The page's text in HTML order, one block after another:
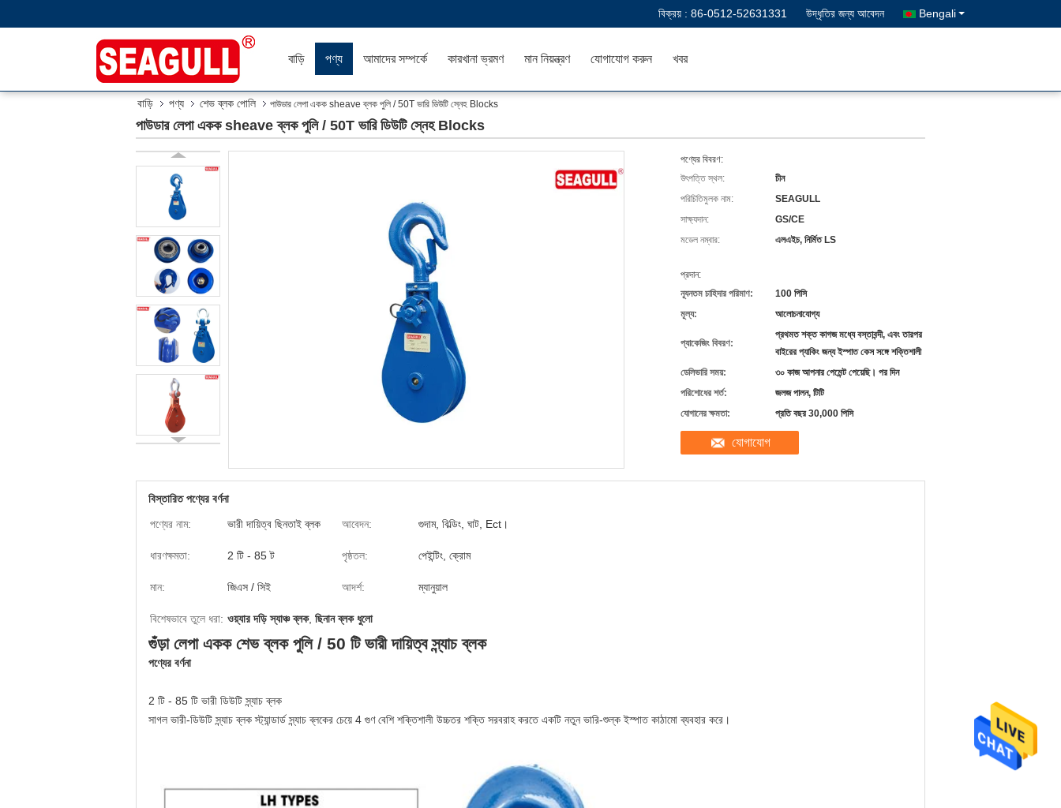
বিক্রয় : 86-0512-52631331 উদ্ধৃতির জন্য আবেদন Bengali
বাড়ি পণ্য আমাদের সম্পর্কে কারখানা ভ্রমণ মান নিয়ন্ত্রণ যোগাযোগ করুন খবর
বাড়ি পণ্য শেভ ব্লক পোলি পাউডার লেপা একক sheave ব্লক পুলি / 50T ভারি ডিউটি ​​স্নেহ Blocks
পাউডার লেপা একক sheave ব্লক পুলি / 50T ভারি ডিউটি ​​স্নেহ Blocks
পণ্যের বিবরণ:
উৎপত্তি স্থল:
চীন
পরিচিতিমুলক নাম:
SEAGULL
সাক্ষ্যদান:
GS/CE
মডেল নম্বার:
এলএইচ, নির্মিত LS
প্রদান:
ন্যূনতম চাহিদার পরিমাণ:
100 পিসি
মূল্য:
আলোচনাযোগ্য
প্যাকেজিং বিবরণ:
প্রথমত শক্ত কাগজ মধ্যে বস্তাবন্দী, এবং তারপর
বাইরের প্যাকিং জন্য ইস্পাত কেস সঙ্গে শক্তিশালী
ডেলিভারি সময়:
৩০ কাজ আপনার পেমেন্ট পেয়েছি। পর দিন
পরিশোধের শর্ত:
জলজ পালন, টিটি
যোগানের ক্ষমতা:
প্রতি বছর 30,000 পিসি
যোগাযোগ
বিস্তারিত পণ্যের বর্ণনা
পণ্যের নাম:
ভারী দায়িত্ব ছিনতাই ব্লক আবেদন: গুদাম, বিল্ডিং, ঘাট, Ect।
ধারণক্ষমতা: 2 টি - 85 ট পৃষ্ঠতল: পেইন্টিং, ক্রোম
মান: জিএস / সিই আদর্শ: ম্যানুয়াল
বিশেষভাবে তুলে ধরা: ওয়্যার দড়ি স্যাঞ্চ ব্লক, ছিনান ব্লক ধুলো
গুঁড়া লেপা একক শেভ ব্লক পুলি / 50 টি ভারী দায়িত্ব স্ন্যাচ ব্লক
পণ্যের বর্ণনা
2 টি - 85 টি ভারী ডিউটি ​​স্ন্যাচ ব্লক
সাগল ভারী-ডিউটি ​​স্ন্যাচ ব্লক স্ট্যান্ডার্ড স্ন্যাচ ব্লকের চেয়ে 4 গুণ বেশি শক্তিশালী উচ্চতর শক্তি সরবরাহ করতে একটি নতুন ভারি-শুল্ক ইস্পাত কাঠামো ব্যবহার করে।